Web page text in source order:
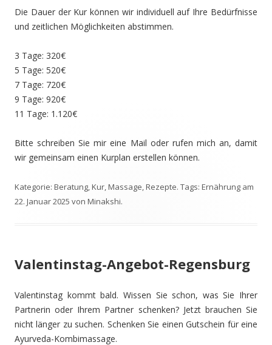
Die Dauer der Kur können wir individuell auf Ihre Bedürfnisse
und zeitlichen Möglichkeiten abstimmen.
3 Tage: 320€
5 Tage: 520€
7 Tage: 720€
9 Tage: 920€
11 Tage: 1.120€
Bitte schreiben Sie mir eine Mail oder rufen mich an, damit
wir gemeinsam einen Kurplan erstellen können.
Kategorie: Beratung,Kur,Massage,Rezepte. Tags: Ernährung am
22. Januar 2025 von Minakshi.
Valentinstag-Angebot-Regensburg
Valentinstag kommt bald. Wissen Sie schon, was Sie Ihrer
Partnerin oder Ihrem Partner schenken? Jetzt brauchen Sie
nicht länger zu suchen. Schenken Sie einen Gutschein für eine
Ayurveda-Kombimassage.